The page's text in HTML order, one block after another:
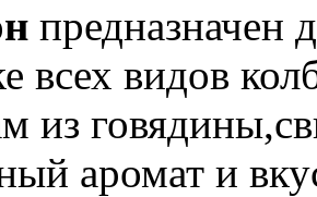
предназначен
всех видов
из
аромат и